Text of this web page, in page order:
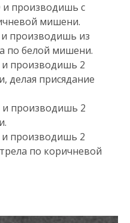
и производишь с
мишени.
производишь из
по белой мишени.
и производишь 2
делая присядание
и производишь 2
и производишь 2
по коричневой